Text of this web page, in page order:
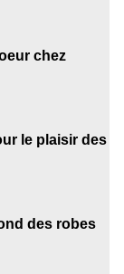
chez
le plaisir des
des robes